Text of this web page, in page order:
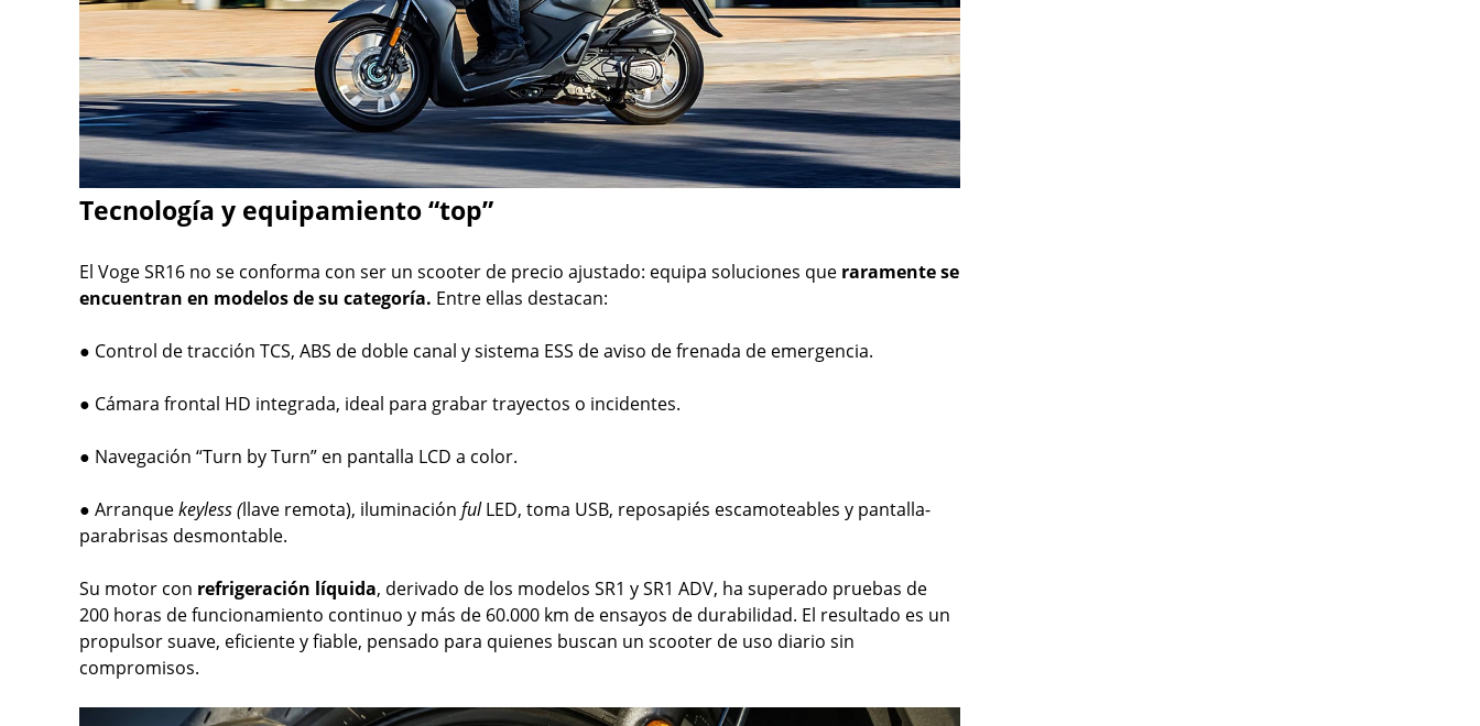
Tecnología y equipamiento “top”
El Voge SR16 no se conforma con ser un scooter de precio ajustado: equipa soluciones que raramentese
encuentran en modelos de su categoría. Entre ellas destacan:
● Control de tracción TCS, ABS de doble canal y sistema ESS de aviso de frenada de emergencia.
● Cámara frontal HD integrada, ideal para grabar trayectos o incidentes.
● Navegación “Turn by Turn” en pantalla LCD a color.
● Arranquekeyless (llave remota), iluminación fulLED, toma USB, reposapiés escamoteables y pantalla-
parabrisas desmontable.
Su motor con refrigeración líquida, derivado de los modelos SR1 y SR1 ADV, ha superado pruebas de
200 horas de funcionamiento continuo y más de 60.000 km de ensayos de durabilidad. El resultado es un
propulsor suave, eficiente y fiable, pensado para quienes buscan un scooter de uso diario sin
compromisos.